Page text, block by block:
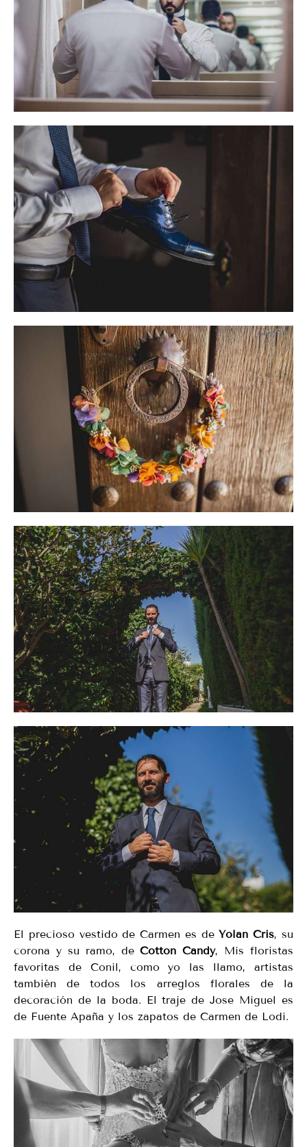
El precioso vestido de Carmen es deYolan Cris, su
corona y su ramo, deCotton Candy, Mis floristas
favoritas de Conil, como yo las llamo, artistas
también de todos los arreglos florales de la
decoración de la boda. El traje de Jose Miguel es
de Fuente Apaña y los zapatos de Carmen de Lodi.